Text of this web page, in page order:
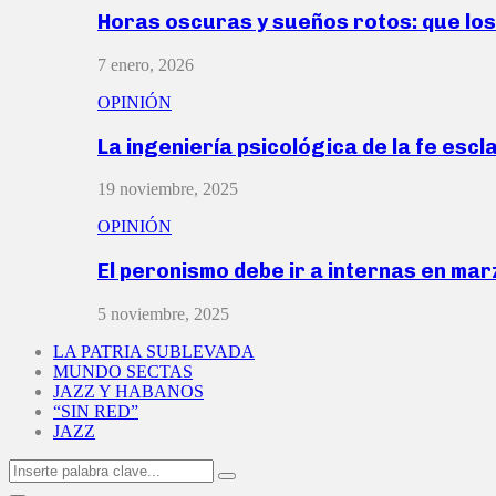
Horas oscuras y sueños rotos: que
7 enero, 2026
OPINIÓN
La ingeniería psicológica de la fe
19 noviembre, 2025
OPINIÓN
El peronismo debe ir a internas en
5 noviembre, 2025
LA PATRIA SUBLEVADA
MUNDO SECTAS
JAZZ Y HABANOS
“SIN RED”
JAZZ
Search
for:
Search